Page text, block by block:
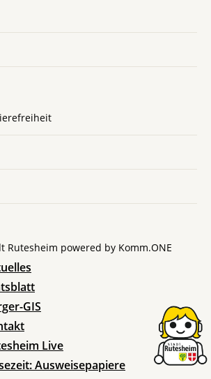
Rutesheim powered by Komm.ONE
GIS
Live
Ausweisepapiere